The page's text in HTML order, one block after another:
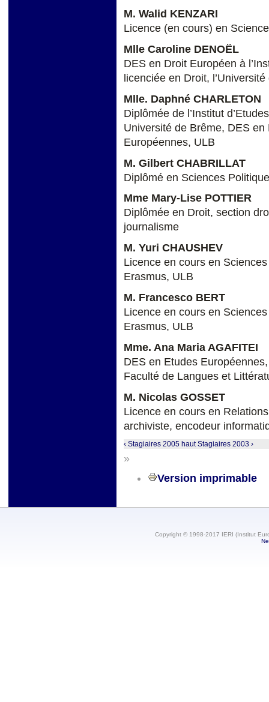
M. Walid KENZARI
Licence (en cours) en
Mlle Caroline DENOËL
DES en Droit Européen à
licenciée en Droit,
Mlle. Daphné CHARLETON
Diplômée de l’Institut
Université de Brême, DES en
Européennes, ULB
M. Gilbert CHABRILLAT
Diplômé en Sciences
Mme Mary-Lise POTTIER
Diplômée en Droit, section
journalisme
M. Yuri CHAUSHEV
Licence en cours en
Erasmus, ULB
M. Francesco BERT
Licence en cours en
Erasmus, ULB
Mme. Ana Maria AGAFITEI
DES en Etudes Européennes,
Faculté de Langues et
M. Nicolas GOSSET
Licence en cours en
archiviste, encodeur
‹ Stagiaires 2005 haut Stagiaires 2003 ›
»
Version imprimable
Copyright © 1998-2017 IERI (Institut